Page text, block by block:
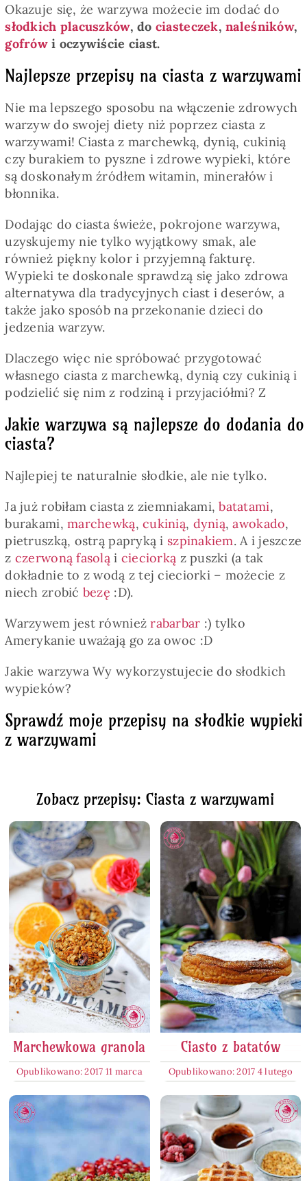
Okazuje się, że warzywa możecie im dodać do
słodkich placuszków, do ciasteczek,naleśników,
gofrów i oczywiście ciast.
Najlepsze przepisy na ciasta z warzywami
Nie ma lepszego sposobu na włączenie zdrowych
warzyw do swojej diety niż poprzez ciasta z
warzywami! Ciasta z marchewką, dynią, cukinią
czy burakiem to pyszne i zdrowe wypieki, które
są doskonałym źródłem witamin, minerałów i
błonnika.
Dodając do ciasta świeże, pokrojone warzywa,
uzyskujemy nie tylko wyjątkowy smak, ale
również piękny kolor i przyjemną fakturę.
Wypieki te doskonale sprawdzą się jako zdrowa
alternatywa dla tradycyjnych ciast i deserów, a
także jako sposób na przekonanie dzieci do
jedzenia warzyw.
Dlaczego więc nie spróbować przygotować
własnego ciasta z marchewką, dynią czy cukinią i
podzielić się nim z rodziną i przyjaciółmi? Z
Jakie warzywa są najlepsze do dodania do
ciasta?
Najlepiej te naturalnie słodkie, ale nie tylko.
Ja już robiłam ciasta z ziemniakami,batatami,
burakami,marchewką,cukinią, dynią,awokado,
pietruszką, ostrą papryką i szpinakiem. A i jeszcze
z czerwoną fasolą i cieciorką z puszki (a tak
dokładnie to z wodą z tej cieciorki – możecie z
niech zrobić bezę :D).
Warzywem jest równieżrabarbar :) tylko
Amerykanie uważają go za owoc :D
Jakie warzywa Wy wykorzystujecie do słodkich
wypieków?
Sprawdź moje przepisy na słodkie wypieki
z warzywami
Zobacz przepisy: Ciasta z warzywami
Marchewkowa granola
Opublikowano: 2017 11 marca
Ciasto z batatów
Opublikowano: 2017 4 lutego